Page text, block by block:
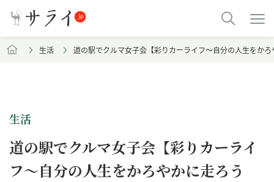
生活 道の駅でクルマ女子会【彩りカーライフ～自分の人生をか
生活
道の駅でクルマ女子会【彩りカーライ
フ～自分の人生をかろやかに走ろう